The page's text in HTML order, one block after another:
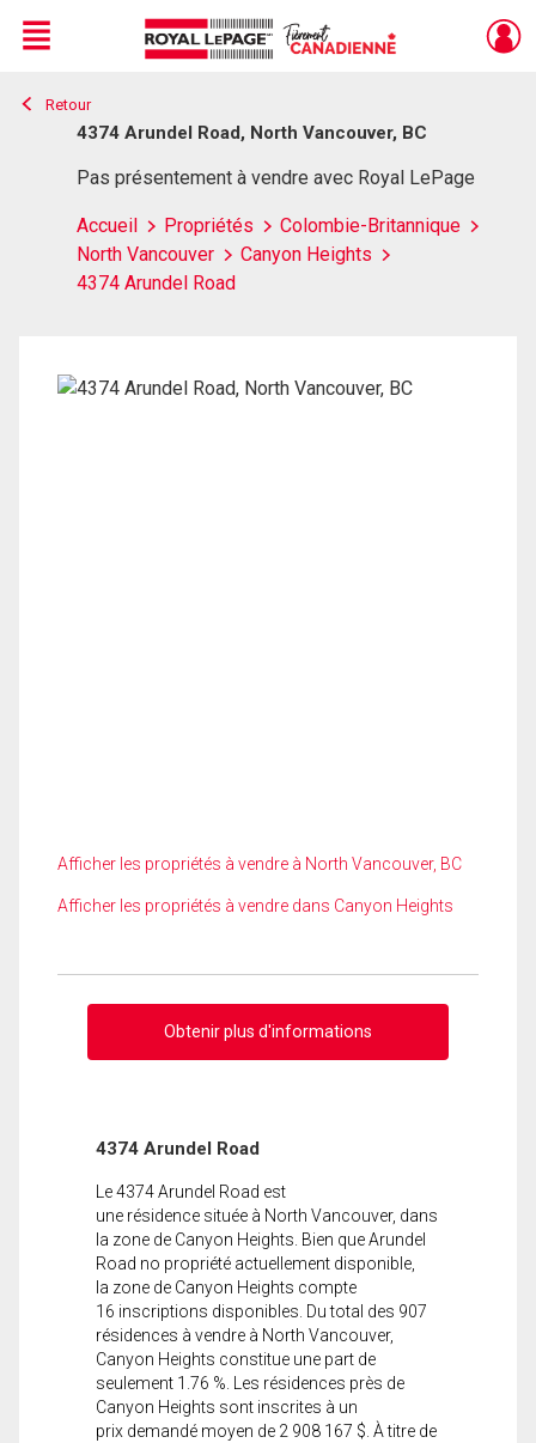
Live
En Direct
Menu
Retour
4374 Arundel Road, North Vancouver, BC
Pas présentement à vendre avec Royal LePage
Accueil Propriétés
Colombie-Britannique
North Vancouver
Canyon Heights
4374 Arundel Road
Afficher les propriétés à vendre à North Vancouver, BC
Afficher les propriétés à vendre dans Canyon Heights
Obtenir plus d'informations
4374 Arundel Road
Le 4374 Arundel Road est
une résidence située à North Vancouver, dans
la zone de Canyon Heights. Bien que Arundel
Road no propriété actuellement disponible,
la zone de Canyon Heights compte
16 inscriptions disponibles. Du total des 907
résidences à vendre à North Vancouver,
Canyon Heights constitue une part de
seulement 1.76 %. Les résidences près de
Canyon Heights sont inscrites à un
prix demandé moyen de 2 908 167 $. À titre de